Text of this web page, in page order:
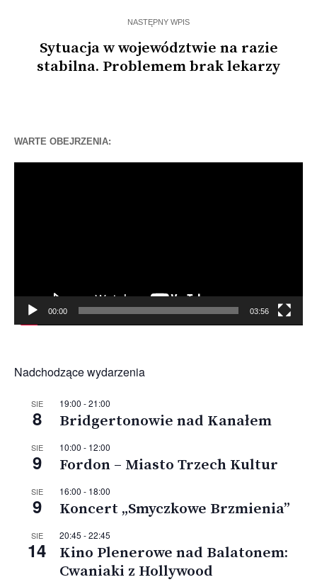
NASTĘPNY WPIS
Sytuacja w województwie na razie
stabilna. Problemem brak lekarzy
WARTE OBEJRZENIA:
00:00 03:56
Nadchodzące wydarzenia
SIE
8
19:00 -21:00
Bridgertonowie nad Kanałem
SIE
9
10:00 - 12:00
Fordon – Miasto Trzech Kultur
SIE
9
16:00 - 18:00
Koncert „Smyczkowe Brzmienia”
SIE
14
20:45 -22:45
Kino Plenerowe nad Balatonem:
Cwaniaki z Hollywood